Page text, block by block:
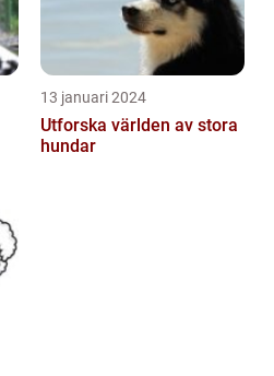
13 januari 2024
Utforska världen av stora
hundar